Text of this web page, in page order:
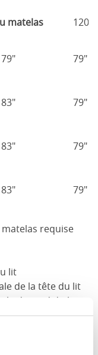
matelas
79" 79"
83" 79"
83" 79"
83" 79"
matelas requise
lit
de la tête du lit
du pied du lit
de jusqu'à un